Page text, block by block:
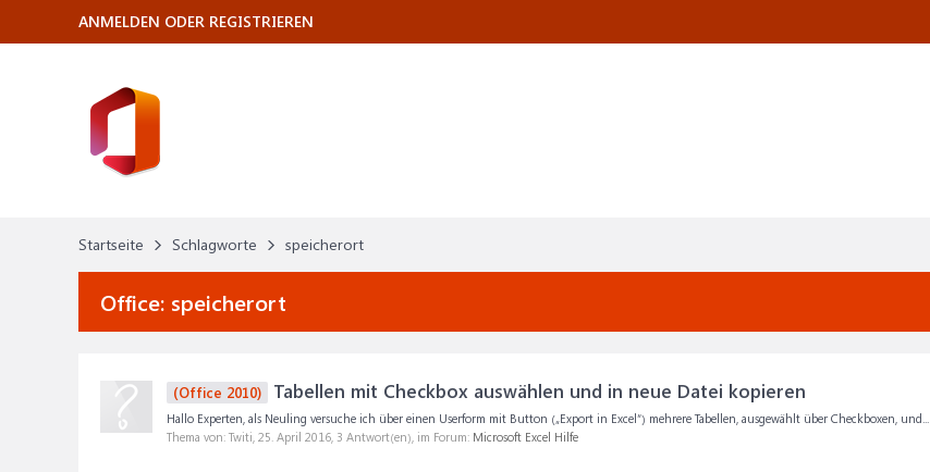
Startseite Schlagworte speicherort
Office: speicherort
(Office 2010) Tabellen mit Checkbox auswählen und in neue Datei kopieren
Hallo Experten, als Neuling versuche ich über einen Userform mit Button („Export in Excel“) mehrere Tabellen, ausgewählt über Checkboxen, und...
Thema von: Twiti, 25. April 2016, 3 Antwort(en), im Forum: Microsoft Excel Hilfe
ANMELDEN ODER REGISTRIEREN